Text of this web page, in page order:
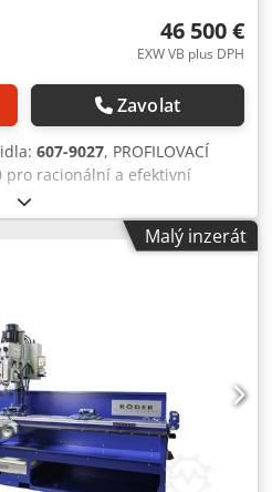
46 500 €
EXW VB plus DPH
Zavolat
607-9027, PROFILOVACÍ
pro racionální a efektivní
a dalších dlouhých
rozsah pohybu osy X:
pohybu osy Y: 250 mm,
4: Maximální rozpětí: 220 mm,
Ahoznkn Ss Ioa Výška čelistí:
(přesnost +/- 0,1 mm);
Maxion Unimax 3T AV
kW, 400 V Vrtací výkon v oceli
výkon v oceli St 37: ø 26 mm
Upínací kužel: MK 3 Zdvih
Malý inzerát